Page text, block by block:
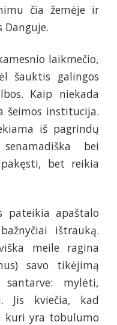
čia žemėje ir
laikmečio,
šauktis galingos
Kaip niekada
šeimos institucija.
iš pagrindų
bei
bet reikia
pateikia apaštalo
ištrauką.
meile ragina
savo tikėjimą
mylėti,
Jis kviečia, kad
kuri yra tobulumo